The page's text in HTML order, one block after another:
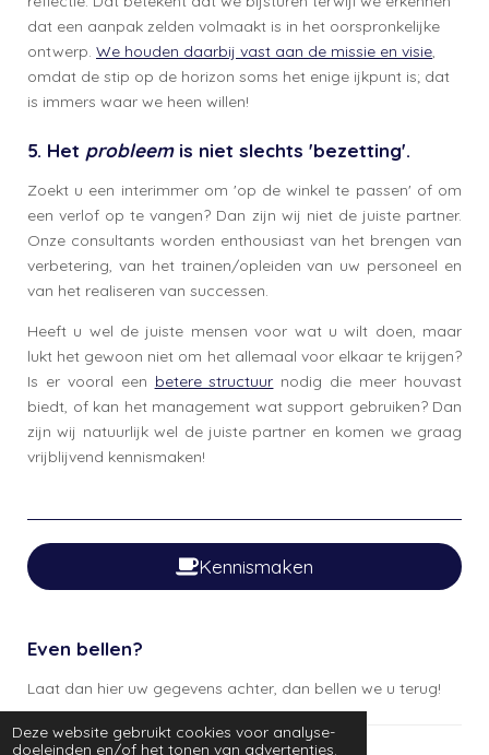
Deze website gebruikt cookies voor analyse-
doeleinden en/of het tonen van advertenties.
dat een aanpak zelden volmaakt is in het oorspronkelijke
ontwerp. We houden daarbij vast aan de missie en visie,
omdat de stip op de horizon soms het enige ijkpunt is; dat
is immers waar we heen willen!
5. Het probleemis niet slechts 'bezetting'.
Zoekt u een interimmer om 'op de winkel te passen' of om
een verlof op te vangen? Dan zijn wij niet de juiste partner.
Onze consultants worden enthousiast van het brengen van
verbetering, van het trainen/opleiden van uw personeel en
van het realiseren van successen.
Heeft u wel de juiste mensen voor wat u wilt doen, maar
lukt het gewoon niet om het allemaal voor elkaar te krijgen?
Is er vooral een betere structuur nodig die meer houvast
biedt, of kan het management wat support gebruiken? Dan
zijn wij natuurlijk wel de juiste partner en komen we graag
vrijblijvend kennismaken!
Kennismaken
Even bellen?
Laat dan hier uw gegevens achter, dan bellen we u terug!